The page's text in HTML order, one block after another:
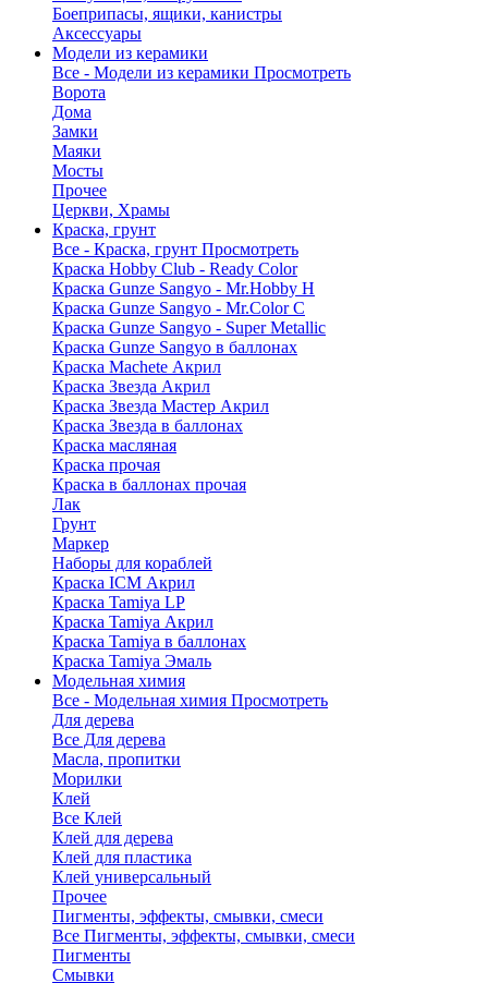
Боеприпасы, ящики, канистры
Аксессуары
Модели из керамики
Все - Модели из керамики Просмотреть
Ворота
Дома
Замки
Маяки
Мосты
Прочее
Церкви, Храмы
Краска, грунт
Все - Краска, грунт Просмотреть
Краска Hobby Club - Ready Color
Краска Gunze Sangyo - Mr.Hobby H
Краска Gunze Sangyo - Mr.Color C
Краска Gunze Sangyo - Super Metallic
Краска Gunze Sangyo в баллонах
Краска Machete Акрил
Краска Звезда Акрил
Краска Звезда Мастер Акрил
Краска Звезда в баллонах
Краска масляная
Краска прочая
Краска в баллонах прочая
Лак
Грунт
Маркер
Наборы для кораблей
Краска ICM Акрил
Краска Tamiya LP
Краска Tamiya Акрил
Краска Tamiya в баллонах
Краска Tamiya Эмаль
Модельная химия
Все - Модельная химия Просмотреть
Для дерева
Все Для дерева
Масла, пропитки
Морилки
Клей
Все Клей
Клей для дерева
Клей для пластика
Клей универсальный
Прочее
Пигменты, эффекты, смывки, смеси
Все Пигменты, эффекты, смывки, смеси
Пигменты
Смывки